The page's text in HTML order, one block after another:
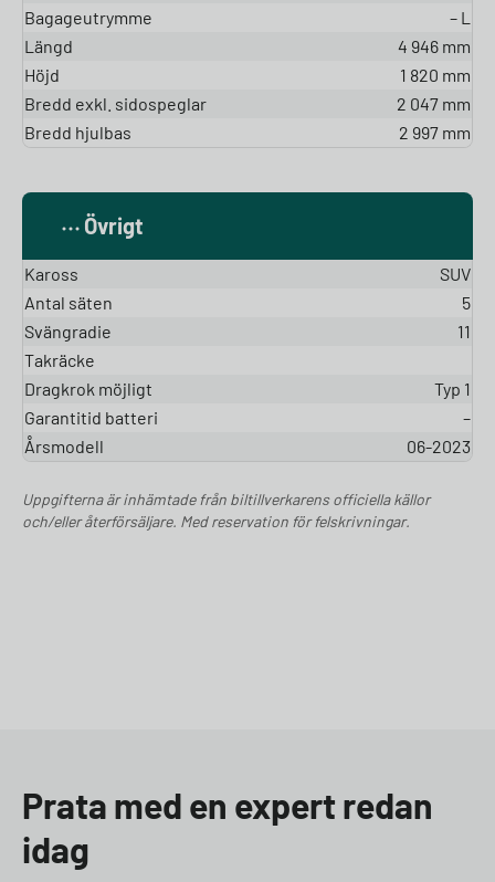
Bagageutrymme
– L
Längd
4 946 mm
Höjd
1 820 mm
Bredd exkl. sidospeglar
2 047 mm
Bredd hjulbas
2 997 mm
Övrigt
Kaross
SUV
Antal säten
5
Svängradie
11
Takräcke
Dragkrok möjligt
Typ 1
Garantitid batteri
–
Årsmodell
06-2023
Uppgifterna är inhämtade från biltillverkarens officiella källor
och/eller återförsäljare. Med reservation för felskrivningar.
Prata med en expert redan
idag